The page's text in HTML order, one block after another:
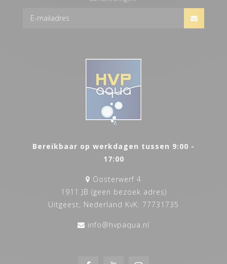
Bereikbaar op werkdagen tussen 9:00 -
17:00
Oosterwerf 4
1911 JB (geen bezoek adres)
Uitgeest, Nederland KvK: 77731735
info@hvpaqua.nl